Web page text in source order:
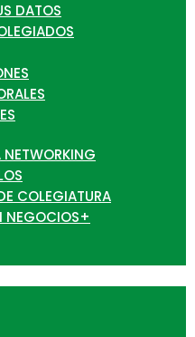
DATOS
NETWORKING
COLEGIATURA
NEGOCIOS+